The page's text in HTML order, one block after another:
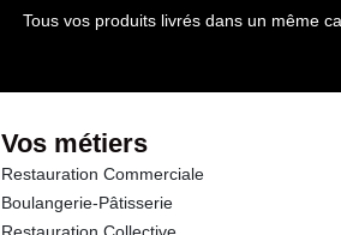
Tous vos produits livrés dans un même
Vos métiers
Restauration Commerciale
Boulangerie-Pâtisserie